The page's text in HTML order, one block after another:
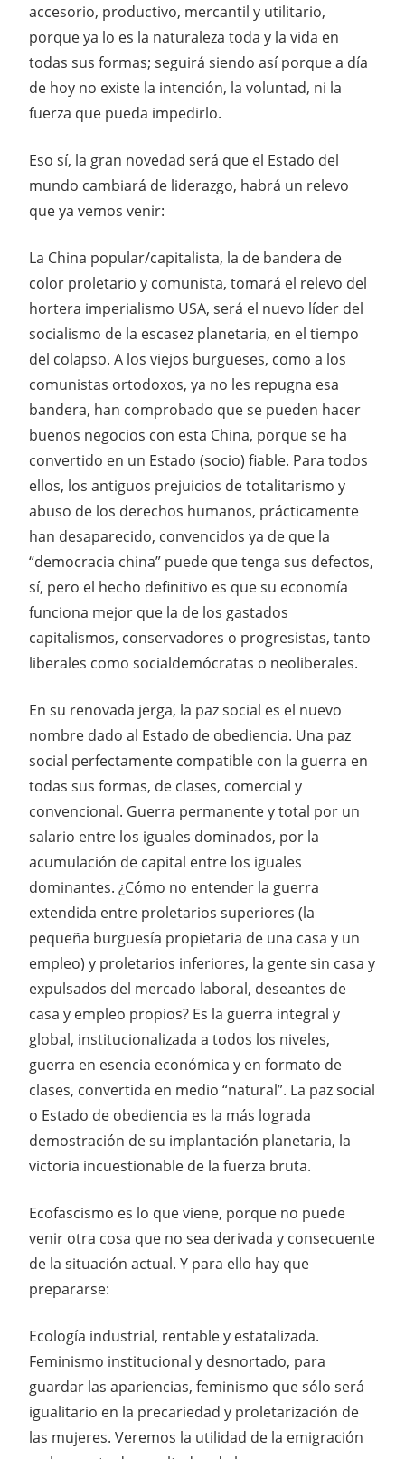
accesorio, productivo, mercantil y utilitario,
porque ya lo es la naturaleza toda y la vida en
todas sus formas; seguirá siendo así porque a día
de hoy no existe la intención, la voluntad, ni la
fuerza que pueda impedirlo.
Eso sí, la gran novedad será que el Estado del
mundo cambiará de liderazgo, habrá un relevo
que ya vemos venir:
La China popular/capitalista, la de bandera de
color proletario y comunista, tomará el relevo del
hortera imperialismo USA, será el nuevo líder del
socialismo de la escasez planetaria, en el tiempo
del colapso. A los viejos burgueses, como a los
comunistas ortodoxos, ya no les repugna esa
bandera, han comprobado que se pueden hacer
buenos negocios con esta China, porque se ha
convertido en un Estado (socio) fiable. Para todos
ellos, los antiguos prejuicios de totalitarismo y
abuso de los derechos humanos, prácticamente
han desaparecido, convencidos ya de que la
“democracia china” puede que tenga sus defectos,
sí, pero el hecho definitivo es que su economía
funciona mejor que la de los gastados
capitalismos, conservadores o progresistas, tanto
liberales como socialdemócratas o neoliberales.
En su renovada jerga, la paz social es el nuevo
nombre dado al Estado de obediencia. Una paz
social perfectamente compatible con la guerra en
todas sus formas, de clases, comercial y
convencional. Guerra permanente y total por un
salario entre los iguales dominados, por la
acumulación de capital entre los iguales
dominantes. ¿Cómo no entender la guerra
extendida entre proletarios superiores (la
pequeña burguesía propietaria de una casa y un
empleo) y proletarios inferiores, la gente sin casa y
expulsados del mercado laboral, deseantes de
casa y empleo propios? Es la guerra integral y
global, institucionalizada a todos los niveles,
guerra en esencia económica y en formato de
clases, convertida en medio “natural”. La paz social
o Estado de obediencia es la más lograda
demostración de su implantación planetaria, la
victoria incuestionable de la fuerza bruta.
Ecofascismo es lo que viene, porque no puede
venir otra cosa que no sea derivada y consecuente
de la situación actual. Y para ello hay que
prepararse:
Ecología industrial, rentable y estatalizada.
Feminismo institucional y desnortado, para
guardar las apariencias, feminismo que sólo será
igualitario en la precariedad y proletarización de
las mujeres. Veremos la utilidad de la emigración